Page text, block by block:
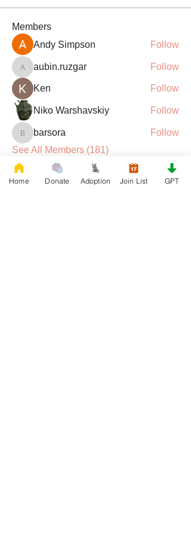
Members
Andy Simpson
Follow
aubin.ruzgar
aubin.ruzgar Follow
Ken Follow
Niko Warshavskiy Follow
barsora
barsora
Follow
See All Members (181)
Home Donate Adoption Join List GPT